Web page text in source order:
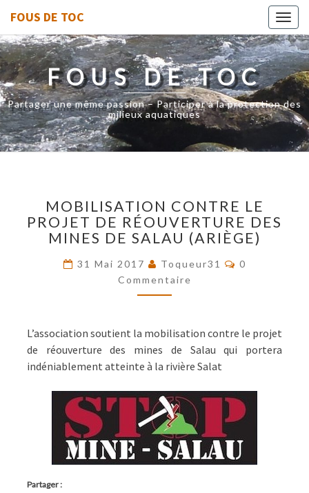
FOUS DE TOC
FOUS DE TOC
Partager une même passion – Participer à la protection des
milieux aquatiques
CONTRE
LE
PROJET
RÉOUVERTURE
DES
MINES
SALAU
(ARIÈGE)
MOBILISATION CONTRE LE
PROJET DE RÉOUVERTURE DES
MINES DE SALAU (ARIÈGE)
31 Mai 2017 Toqueur31
0
Commentaire
L’association soutient la mobilisation contre le projet
de réouverture des mines de Salau qui portera
indéniablement atteinte à la rivière Salat
Partager :